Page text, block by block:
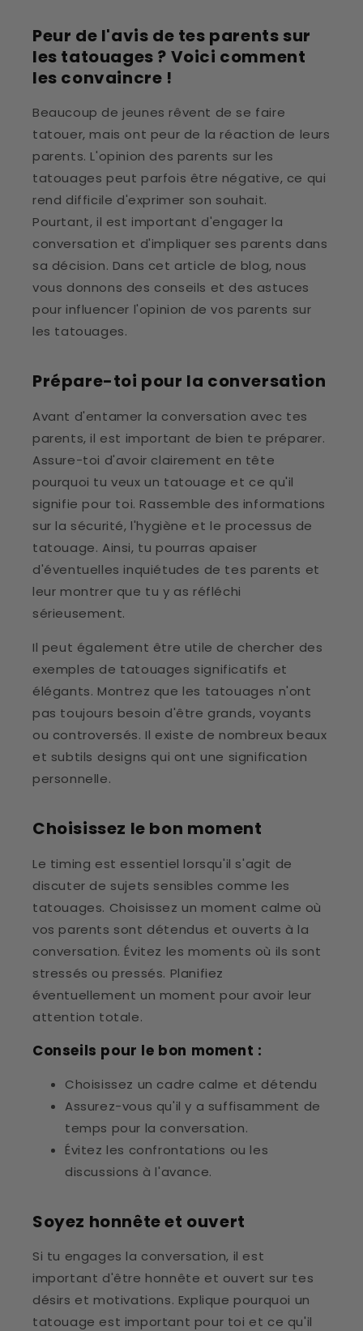
Peur de l'avis de tes parents sur
les tatouages ? Voici comment
les convaincre !
Beaucoup de jeunes rêvent de se faire
tatouer, mais ont peur de la réaction de leurs
parents. L'opinion des parents sur les
tatouages peut parfois être négative, ce qui
rend difficile d'exprimer son souhait.
Pourtant, il est important d'engager la
conversation et d'impliquer ses parents dans
sa décision. Dans cet article de blog, nous
vous donnons des conseils et des astuces
pour influencer l'opinion de vos parents sur
les tatouages.
Prépare-toi pour la conversation
Avant d'entamer la conversation avec tes
parents, il est important de bien te préparer.
Assure-toi d'avoir clairement en tête
pourquoi tu veux un tatouage et ce qu'il
signifie pour toi. Rassemble des informations
sur la sécurité, l'hygiène et le processus de
tatouage. Ainsi, tu pourras apaiser
d'éventuelles inquiétudes de tes parents et
leur montrer que tu y as réfléchi
sérieusement.
Il peut également être utile de chercher des
exemples de tatouages significatifs et
élégants. Montrez que les tatouages n'ont
pas toujours besoin d'être grands, voyants
ou controversés. Il existe de nombreux beaux
et subtils designs qui ont une signification
personnelle.
Choisissez le bon moment
Le timing est essentiel lorsqu'il s'agit de
discuter de sujets sensibles comme les
tatouages. Choisissez un moment calme où
vos parents sont détendus et ouverts à la
conversation. Évitez les moments où ils sont
stressés ou pressés. Planifiez
éventuellement un moment pour avoir leur
attention totale.
Conseils pour le bon moment :
Choisissez un cadre calme et détendu
Assurez-vous qu'il y a suffisamment de
temps pour la conversation.
Évitez les confrontations ou les
discussions à l'avance.
Soyez honnête et ouvert
Si tu engages la conversation, il est
important d'être honnête et ouvert sur tes
désirs et motivations. Explique pourquoi un
tatouage est important pour toi et ce qu'il